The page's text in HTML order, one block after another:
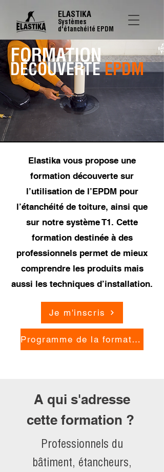
ELASTIKA
Systèmes
d'étanchéité EPDM
FORMATION
DÉCOUVERTEEPDM
Elastika vous propose une
formation découverte sur
l’utilisation de l’EPDM pour
l’étanchéité de toiture, ainsi que
sur notre système T1. Cette
formation destinée à des
professionnels permet de mieux
comprendre les produits mais
aussi les techniques d’installation.
Je m'inscris
Programme de la formation
A qui s'adresse
cette formation ?
Professionnels du
bâtiment, étancheurs,